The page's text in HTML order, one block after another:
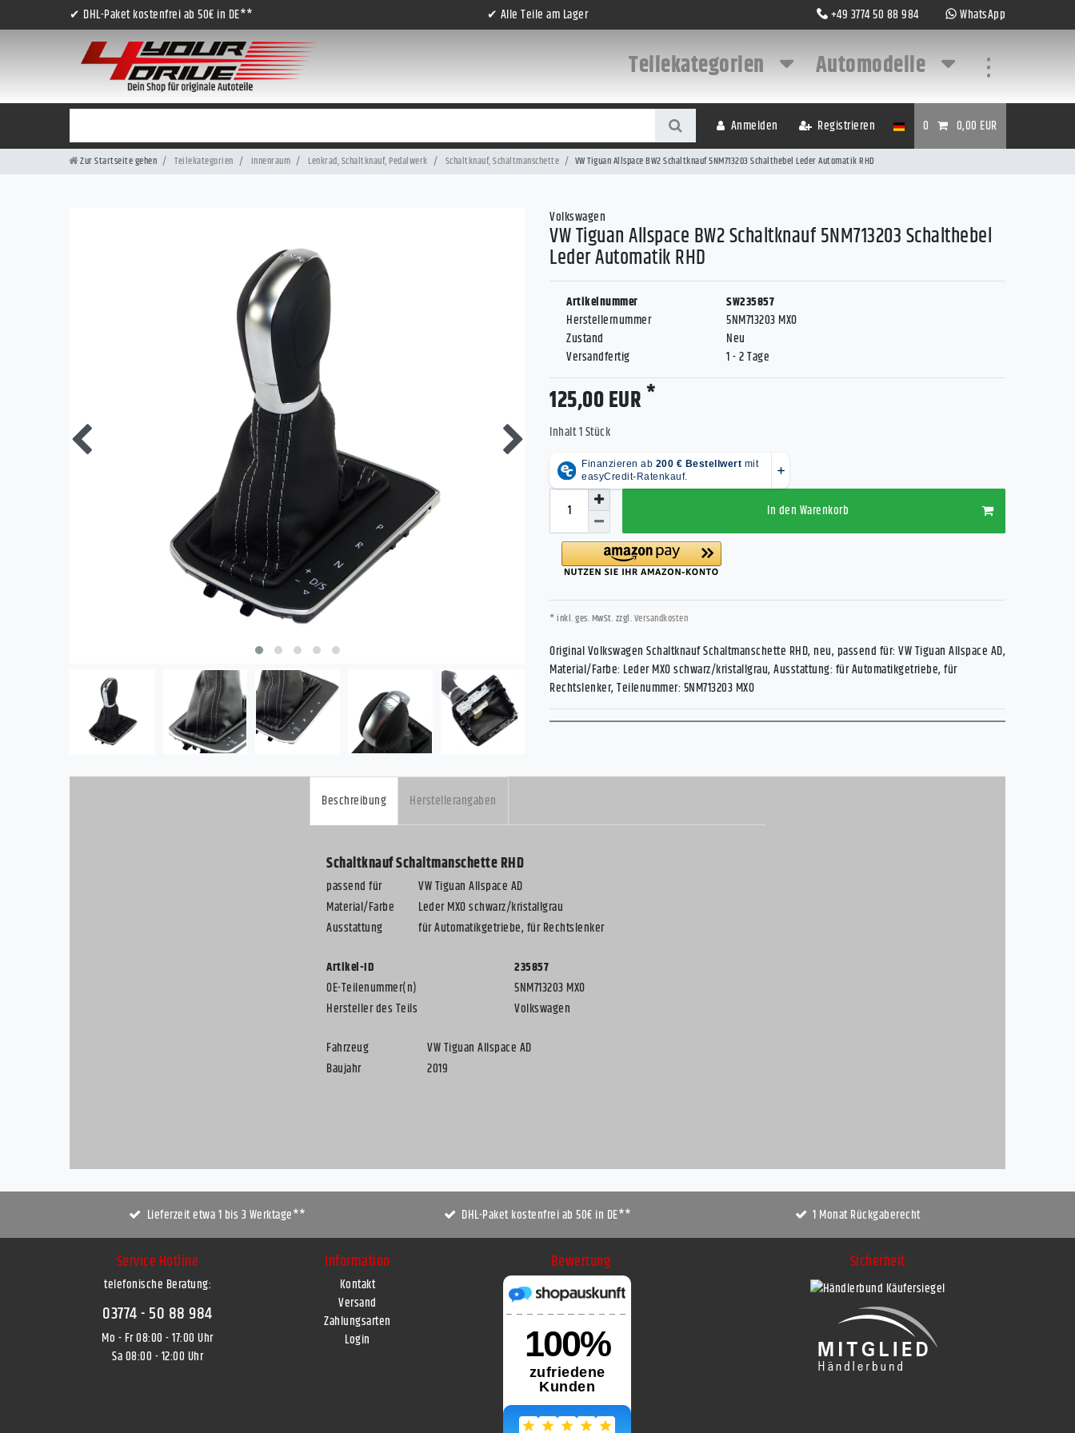
✔ DHL-Paket kostenfrei ab 50€ in DE** ✔ Alle Teile am Lager +49 3774 50 88 984 WhatsApp
Teilekategorien Automodelle ...
Anmelden Registrieren 0 0,00 EUR
Zur Startseite gehen Teilekategorien Innenraum Lenkrad, Schaltknauf, Pedalwerk Schaltknauf, Schaltmanschette VW Tiguan Allspace BW2 Schaltknauf 5NM713203 Schalthebel Leder Automatik RHD
Volkswagen
VW Tiguan Allspace BW2 Schaltknauf 5NM713203 Schalthebel
Leder Automatik RHD
Artikelnummer
Herstellernummer
Zustand
Versandfertig
SW235857
5NM713203 MXO
Neu
1 - 2 Tage
125,00 EUR *
Inhalt1Stück
In den Warenkorb
* inkl. ges. MwSt. zzgl.Versandkosten
Original Volkswagen Schaltknauf Schaltmanschette RHD, neu, passend für: VW Tiguan Allspace AD,
Material/Farbe: Leder MXO schwarz/kristallgrau, Ausstattung: für Automatikgetriebe, für
Rechtslenker, Teilenummer: 5NM713203 MXO
Beschreibung Herstellerangaben
Schaltknauf Schaltmanschette RHD
passend für
VW Tiguan Allspace AD
Material/Farbe
Leder MXO schwarz/kristallgrau
Ausstattung
für Automatikgetriebe, für Rechtslenker
Artikel-ID
235857
OE-Teilenummer(n)
5NM713203 MXO
Hersteller des Teils
Volkswagen
Fahrzeug
VW Tiguan Allspace AD
Baujahr
2019
Lieferzeit etwa 1 bis 3 Werktage** DHL-Paket kostenfrei ab 50€ in DE** 1 Monat Rückgaberecht
Service Hotline
telefonische Beratung:
03774 - 50 88 984
Mo - Fr 08:00 - 17:00 Uhr
Sa 08:00 - 12:00 Uhr
Information
Kontakt
Versand
Zahlungsarten
Login
Bewertung Sicherheit